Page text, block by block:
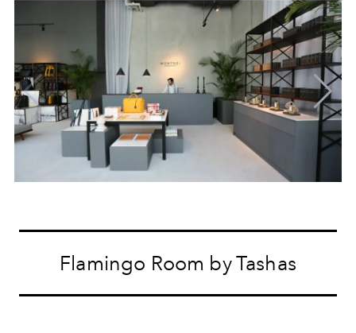
Flamingo Room by Tashas